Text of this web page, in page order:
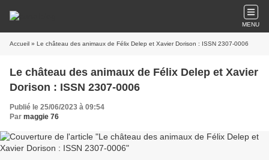
MENU
Accueil » Le château des animaux de Félix Delep et Xavier Dorison : ISSN 2307-0006
Le château des animaux de Félix Delep et Xavier
Dorison : ISSN 2307-0006
Publié le 25/06/2023 à 09:54
Par maggie 76